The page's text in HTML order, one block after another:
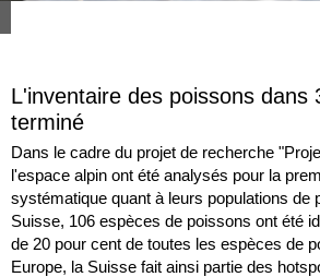
L'inventaire des poissons dans
terminé
Dans le cadre du projet de recherche
l'espace alpin ont été analysés pour la
systématique quant à leurs populations de
Suisse, 106 espèces de poissons ont été
de 20 pour cent de toutes les espèces de
Europe, la Suisse fait ainsi partie des